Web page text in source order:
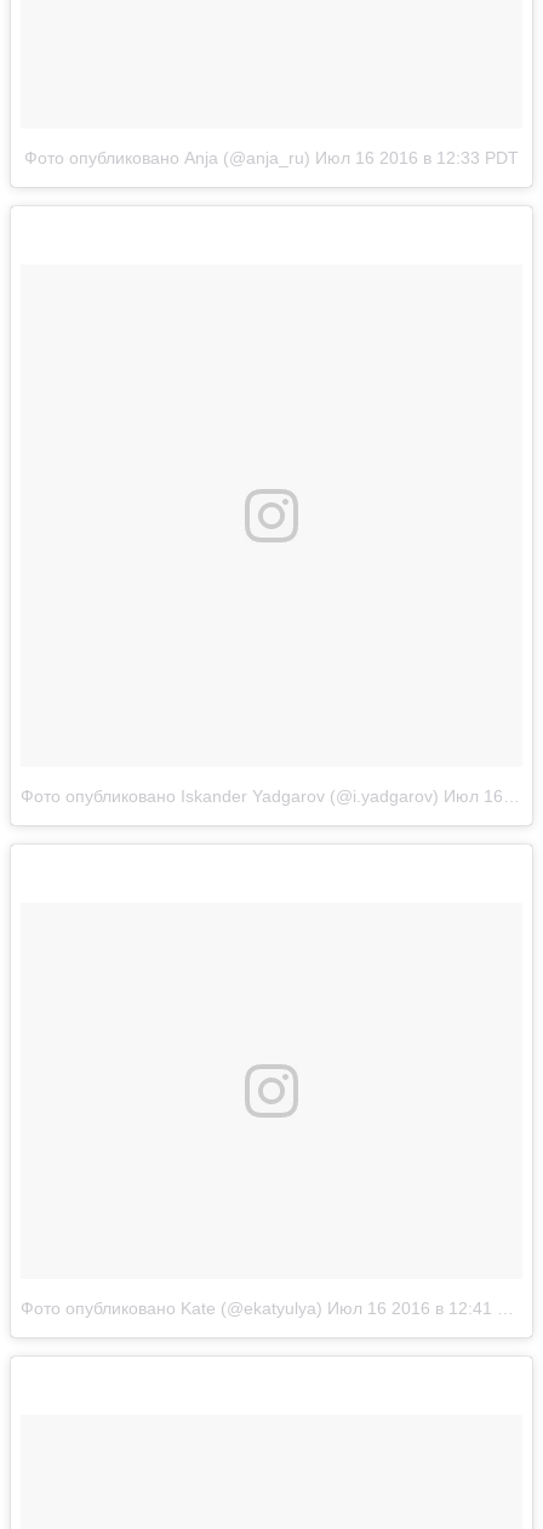
Фото опубликовано Anja (@anja_ru) Июл 16 2016 в 12:33 PDT
Фото опубликовано Iskander Yadgarov (@i.yadgarov) Июл 16 2016 в 2:19 PDT
Фото опубликовано Kate (@ekatyulya) Июл 16 2016 в 12:41 PDT